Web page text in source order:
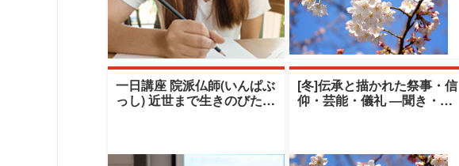
一日講座 院派仏師(いんぱぶ
っし) 近世まで生きのびたも
[冬]伝承と描かれた祭事・信
仰・芸能・儀礼 ―聞き・伝